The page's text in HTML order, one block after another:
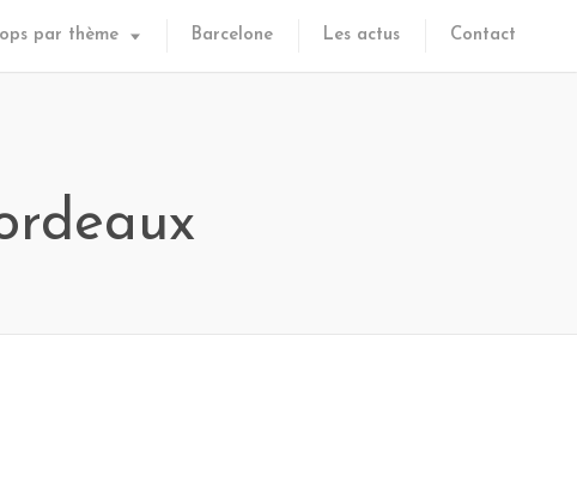
par thème Barcelone Les actus Contact